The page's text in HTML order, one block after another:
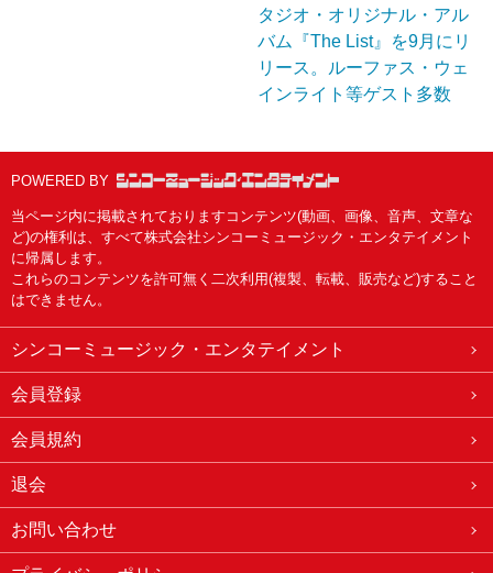
タジオ・オリジナル・アル
バム『The List』を9月にリ
リース。ルーファス・ウェ
インライト等ゲスト多数
POWERED BY
当ページ内に掲載されておりますコンテンツ(動画、画像、音声、文章な
ど)の権利は、すべて株式会社シンコーミュージック・エンタテイメント
に帰属します。
これらのコンテンツを許可無く二次利用(複製、転載、販売など)すること
はできません。
シンコーミュージック・エンタテイメント
会員登録
会員規約
退会
お問い合わせ